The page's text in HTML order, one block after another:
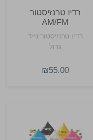
רדיו טרנזיסטור
AM/FM
רדיו טרנזיסטור נייד
גדול
₪55.00